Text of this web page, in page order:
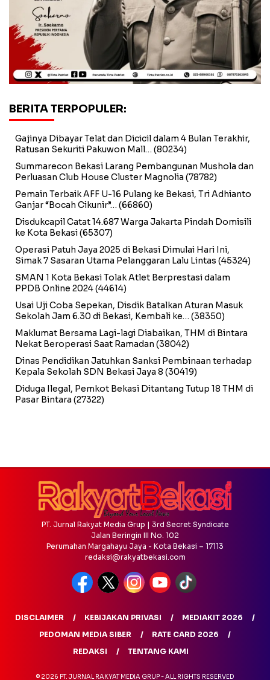
BERITA TERPOPULER:
Gajinya Dibayar Telat dan Dicicil dalam 4 Bulan Terakhir,
Ratusan Sekuriti Pakuwon Mall… (80234)
Summarecon Bekasi Larang Pembangunan Mushola dan
Perluasan Club House Cluster Magnolia (78782)
Pemain Terbaik AFF U-16 Pulang ke Bekasi, Tri Adhianto
Ganjar “Bocah Cikunir”… (66860)
Disdukcapil Catat 14.687 Warga Jakarta Pindah Domisili
ke Kota Bekasi(65307)
Operasi Patuh Jaya 2025 di Bekasi Dimulai Hari Ini,
Simak 7 Sasaran Utama Pelanggaran Lalu Lintas (45324)
SMAN 1 Kota Bekasi Tolak Atlet Berprestasi dalam
PPDB Online 2024(44614)
Usai Uji Coba Sepekan, Disdik Batalkan Aturan Masuk
Sekolah Jam 6.30 di Bekasi, Kembali ke… (38350)
Maklumat Bersama Lagi-lagi Diabaikan, THM di Bintara
Nekat Beroperasi Saat Ramadan (38042)
Dinas Pendidikan Jatuhkan Sanksi Pembinaan terhadap
Kepala Sekolah SDN Bekasi Jaya 8 (30419)
Diduga Ilegal, Pemkot Bekasi Ditantang Tutup 18 THM di
Pasar Bintara (27322)
PT. Jurnal Rakyat Media Grup | 3rd Secret Syndicate
Jalan Beringin III No. 102
Perumahan Margahayu Jaya - Kota Bekasi – 17113
redaksi@rakyatbekasi.com
DISCLAIMER KEBIJAKAN PRIVASI
MEDIAKIT 2026
PEDOMAN MEDIA SIBER
RATE CARD 2026
REDAKSI
TENTANG KAMI
© 2026 PT. JURNAL RAKYAT MEDIA GRUP - ALL RIGHTS RESERVED